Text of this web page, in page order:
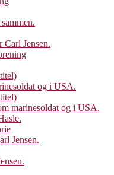
Carl Jensen.
og i USA.
marinesoldat og i USA.
Jensen.